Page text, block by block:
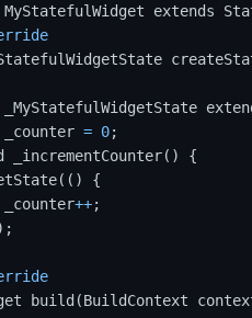
extends
_counter = 0;
      _counter
++;